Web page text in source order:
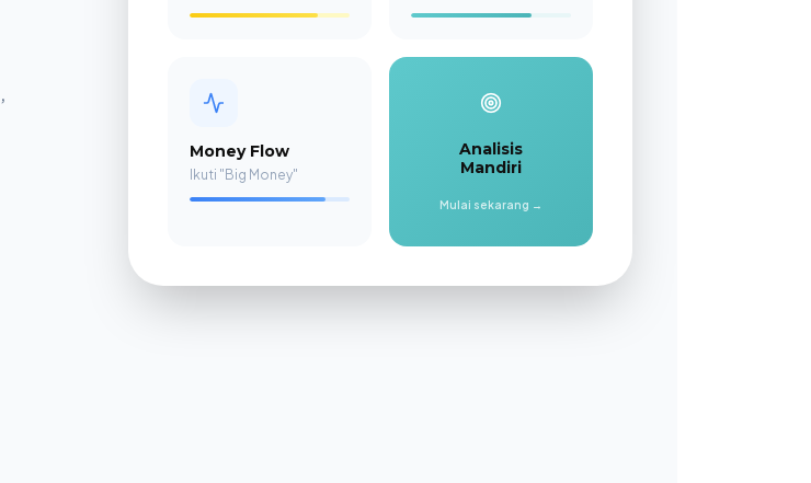
Money Flow
Ikuti "Big Money"
Analisis
Mandiri
Mulai sekarang →